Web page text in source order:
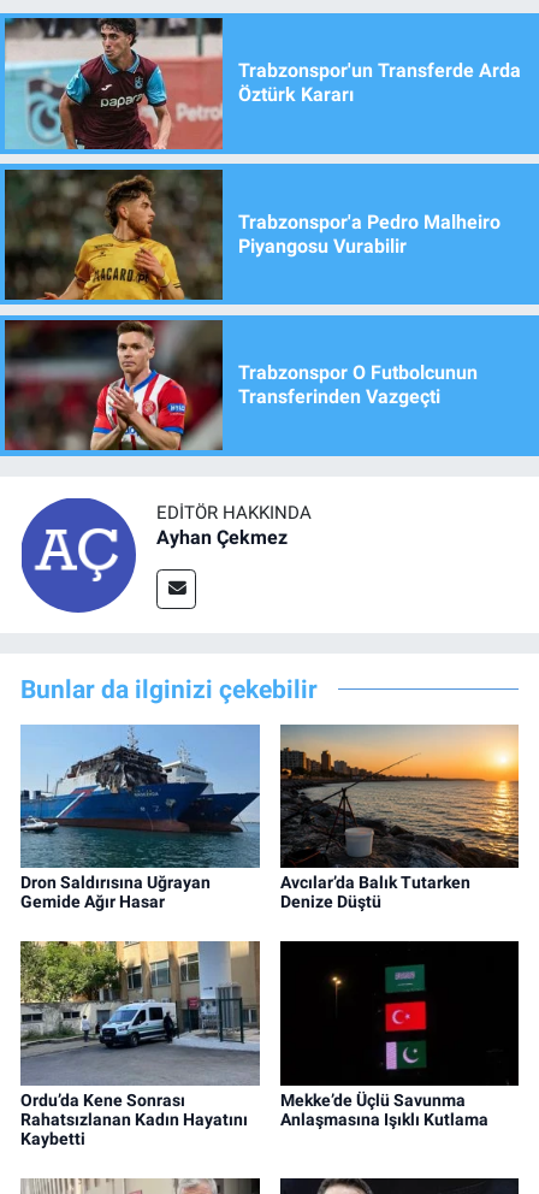
Trabzonspor'un Transferde Arda
Öztürk Kararı
Trabzonspor'a Pedro Malheiro
Piyangosu Vurabilir
Trabzonspor O Futbolcunun
Transferinden Vazgeçti
EDITÖR HAKKINDA
Ayhan Çekmez
Bunlar da ilginizi çekebilir
Dron Saldırısına Uğrayan
Gemide Ağır Hasar
Avcılar’da Balık Tutarken
Denize Düştü
Ordu’da Kene Sonrası
Rahatsızlanan Kadın Hayatını
Kaybetti
Mekke’de Üçlü Savunma
Anlaşmasına Işıklı Kutlama